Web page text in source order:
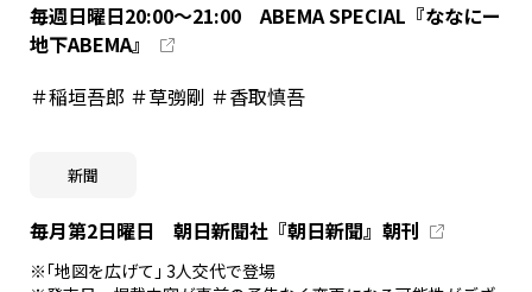
毎週日曜日20:00～21:00 ABEMA SPECIAL『ななにー
地下ABEMA』
＃稲垣吾郎 ＃草彅剛 ＃香取慎吾
新聞
毎月第2日曜日 朝日新聞社『朝日新聞』朝刊
※｢地図を広げて｣ 3人交代で登場